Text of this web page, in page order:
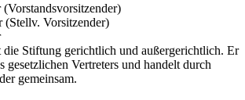
(Stellv. Vorsitzender)
Stiftung gerichtlich und außergerichtlich. Er
gesetzlichen Vertreters und handelt durch
gemeinsam.